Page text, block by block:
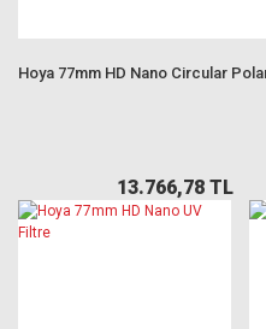
Hoya 77mm HD Nano Circular
13.766,78 TL